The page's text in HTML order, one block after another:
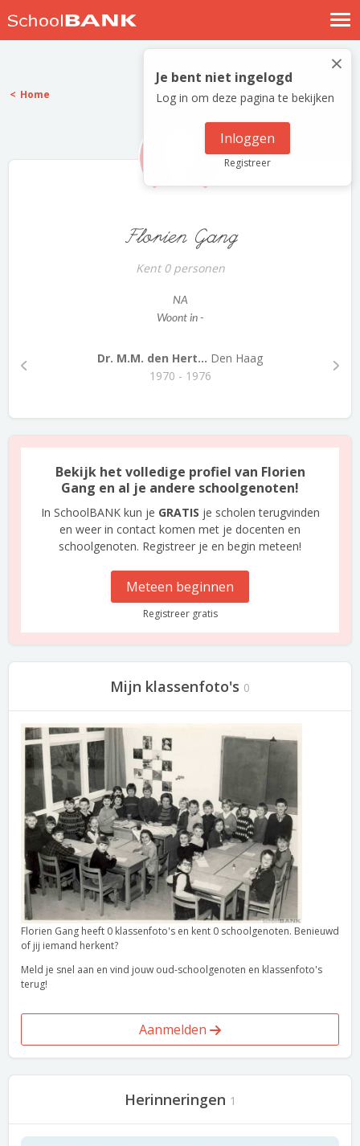
Nostalgische verhalen
Log in
Meld je gratis aan
×
Je bent niet ingelogd
Log in om deze pagina te bekijken
Inloggen
Registreer
Home
Florien Gang
Kent 0 personen
NA
Woont in -
Dr. M.M. den Hert... Den Haag
1970 - 1976
Bekijk het volledige profiel van Florien
Gang en al je andere schoolgenoten!
In SchoolBANK kun je GRATIS je scholen terugvinden
en weer in contact komen met je docenten en
schoolgenoten. Registreer je en begin meteen!
Meteen beginnen
Registreer gratis
Mijn klassenfoto's 0
Florien Gang heeft 0 klassenfoto's en kent 0 schoolgenoten. Benieuwd
of jij iemand herkent?
Meld je snel aan en vind jouw oud-schoolgenoten en klassenfoto's
terug!
Aanmelden
Herinneringen 1